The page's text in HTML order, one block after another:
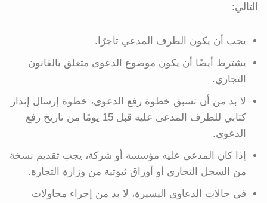
التالي:
يجب أن يكون الطرف المدعي تاجرًا.
يشترط أيضًا أن يكون موضوع الدعوى متعلق بالقانون
التجاري.
لا بد من أن تسبق خطوة رفع الدعوى، خطوة إرسال إنذار
كتابي للطرف المدعى عليه قبل 15 يومًا من تاريخ رفع
الدعوى.
إذا كان المدعى عليه مؤسسة أو شركة، يجب تقديم نسخة
من السجل التجاري أو أوراق ثبوتية من وزارة التجارة.
في حالات الدعاوى اليسيرة، لا بد من إجراء محاولات